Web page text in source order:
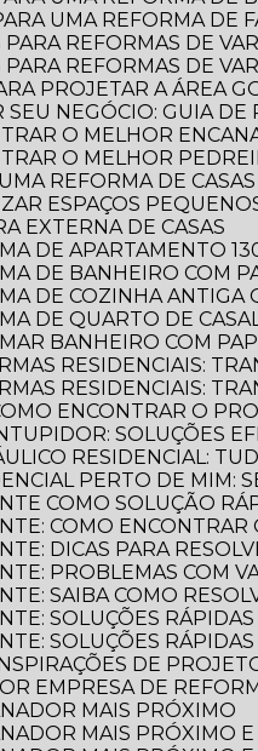
PARA UMA REFORMA
PARA REFORMAS DE
PARA REFORMAS DE
PROJETAR A ÁREA
SEU NEGÓCIO: GUIA
O MELHOR
O MELHOR
UMA REFORMA DE
ESPAÇOS
EXTERNA DE CASAS
DE APARTAMENTO
DE BANHEIRO COM
DE COZINHA
DE QUARTO DE
BANHEIRO COM
RESIDENCIAIS:
RESIDENCIAIS:
ENCONTRAR O
SOLUÇÕES
RESIDENCIAL:
PERTO DE MIM:
COMO SOLUÇÃO
COMO
DICAS PARA
PROBLEMAS COM
SAIBA COMO
SOLUÇÕES
SOLUÇÕES
DE
EMPRESA DE
MAIS PRÓXIMO
MAIS PRÓXIMO